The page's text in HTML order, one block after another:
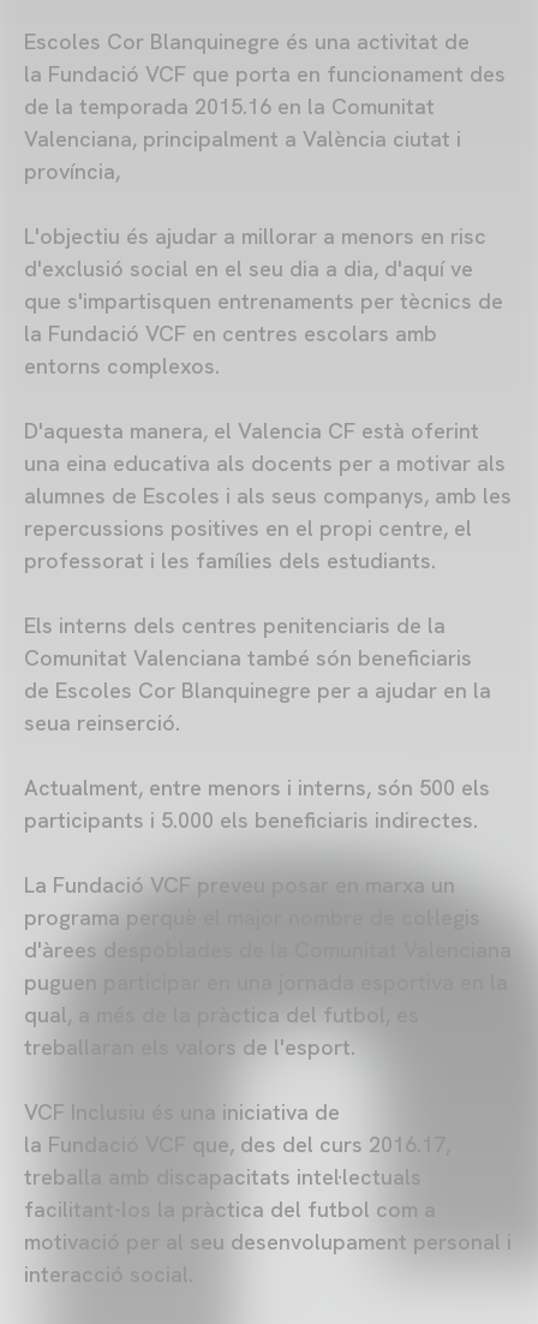
Escoles Cor Blanquinegre és una activitat de
la Fundació VCF que porta en funcionament des
de la temporada 2015.16 en la Comunitat
Valenciana, principalment a València ciutat i
província,
L'objectiu és ajudar a millorar a menors en risc
d'exclusió social en el seu dia a dia, d'aquí ve
que s'impartisquen entrenaments per tècnics de
la Fundació VCF en centres escolars amb
entorns complexos.
D'aquesta manera, el Valencia CF està oferint
una eina educativa als docents per a motivar als
alumnes de Escoles i als seus companys, amb les
repercussions positives en el propi centre, el
professorat i les famílies dels estudiants.
Els interns dels centres penitenciaris de la
Comunitat Valenciana també són beneficiaris
de Escoles Cor Blanquinegre per a ajudar en la
seua reinserció.
Actualment, entre menors i interns, són 500 els
participants i 5.000 els beneficiaris indirectes.
La Fundació VCF preveu posar en marxa un
programa perquè el major nombre de col·legis
d'àrees despoblades de la Comunitat Valenciana
puguen participar en una jornada esportiva en la
qual, a més de la pràctica del futbol, es
treballaran els valors de l'esport.
VCF Inclusiu és una iniciativa de
la Fundació VCF que, des del curs 2016.17,
treballa amb discapacitats intel·lectuals
facilitant-los la pràctica del futbol com a
motivació per al seu desenvolupament personal i
interacció social.